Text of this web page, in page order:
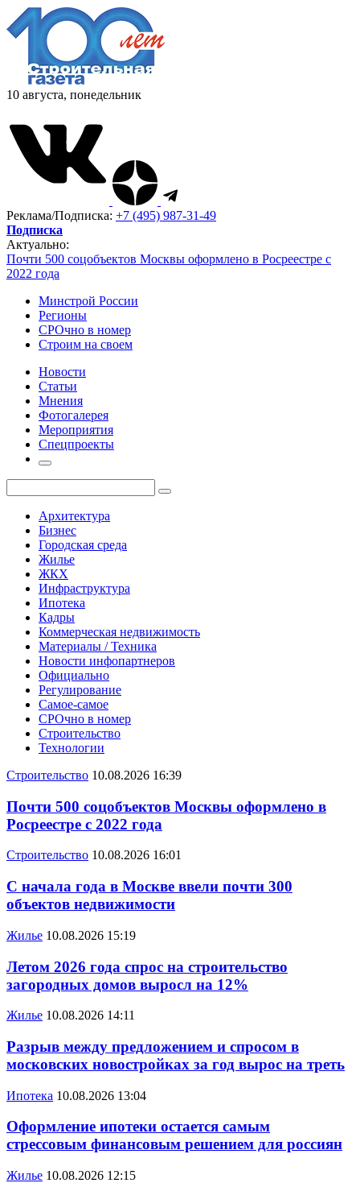
10 августа, понедельник
Реклама/Подписка: +7 (495) 987-31-49
Подписка
Актуально:
Почти 500 соцобъектов Москвы оформлено в Росреестре с
2022 года
Минстрой России
Регионы
СРОчно в номер
Строим на своем
Новости
Статьи
Мнения
Фотогалерея
Мероприятия
Спецпроекты
Архитектура
Бизнес
Городская среда
Жилье
ЖКХ
Инфраструктура
Ипотека
Кадры
Коммерческая недвижимость
Материалы / Техника
Новости инфопартнеров
Официально
Регулирование
Самое-самое
СРОчно в номер
Строительство
Технологии
Строительство 10.08.2026 16:39
Почти 500 соцобъектов Москвы оформлено в
Росреестре с 2022 года
Строительство 10.08.2026 16:01
С начала года в Москве ввели почти 300
объектов недвижимости
Жилье 10.08.2026 15:19
Летом 2026 года спрос на строительство
загородных домов выросл на 12%
Жилье 10.08.2026 14:11
Разрыв между предложением и спросом в
московских новостройках за год вырос на треть
Ипотека 10.08.2026 13:04
Оформление ипотеки остается самым
стрессовым финансовым решением для россиян
Жилье 10.08.2026 12:15